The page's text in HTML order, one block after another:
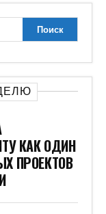
КАК ОДИН
ПРОЕКТОВ